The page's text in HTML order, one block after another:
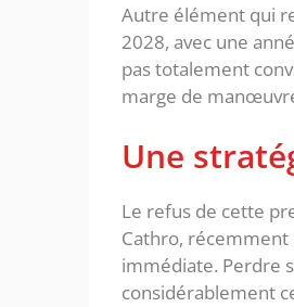
‎Autre élément qui
2028, avec une
pas totalement
marge de
‎Une
‎Le refus de cette
Cathro,
immédiate. Perdre
considérablement